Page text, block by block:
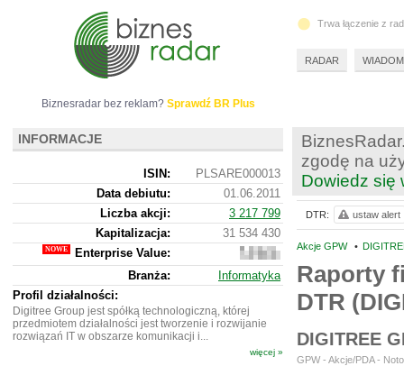
zgodę na
Dowiedz się
Akcje GPW •
Raporty
DTR
DIGITREE
GPW - Akcje/PDA -
DTR: ustaw alert
Biznesradar bez reklam? Sprawdź BR Plus
INFORMACJE
ISIN:
PLSARE000013
Data debiutu:
01.06.2011
Liczba akcji:
3 217 799
Kapitalizacja:
31 534 430
Enterprise Value:
29
436
430
Branża:
Informatyka
Profil działalności:
Digitree Group jest spółką technologiczną, której
przedmiotem działalności jest tworzenie i rozwijanie
rozwiązań IT w obszarze komunikacji i...
więcej »
Trwa łączenie z
RADAR